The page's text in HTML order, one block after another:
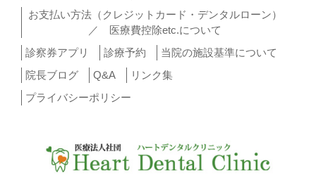
お支払い方法（クレジットカード・デンタルローン）
／ 医療費控除etc.について
診察券アプリ
診療予約
当院の施設基準について
院長ブログ
Q&A
リンク集
プライバシーポリシー